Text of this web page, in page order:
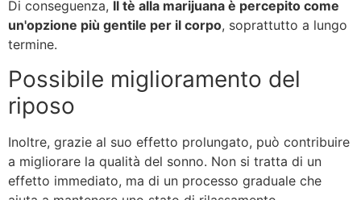
Di conseguenza, Il tè alla marijuana è percepito come
un'opzione più gentile per il corpo, soprattutto a lungo
termine.
Possibile miglioramento del
riposo
Inoltre, grazie al suo effetto prolungato, può contribuire
a migliorare la qualità del sonno. Non si tratta di un
effetto immediato, ma di un processo graduale che